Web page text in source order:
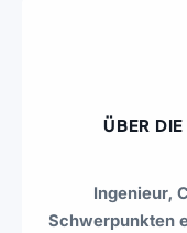
ÜBER
Ingenieur,
Schwerpunkten